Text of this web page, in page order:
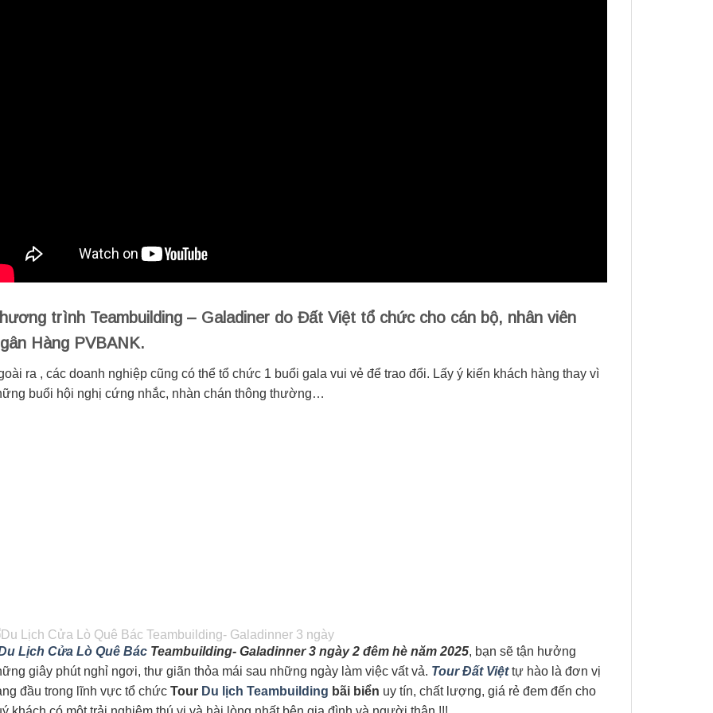
trình Teambuilding – Galadiner do Đất Việt tổ chức cho cán bộ, nhân viên
Hàng PVBANK.
ra , các doanh nghiệp cũng có thể tổ chức 1 buổi gala vui vẻ để trao đổi. Lấy ý kiến khách hàng thay vì
buổi hội nghị cứng nhắc, nhàn chán thông thường…
Lịch Cửa Lò Quê Bác Teambuilding- Galadinner 3 ngày 2 đêm hè năm 2025, bạn sẽ tận hưởng
giây phút nghỉ ngơi, thư giãn thỏa mái sau những ngày làm việc vất vả. Tour Đất Việt tự hào là đơn vị
đầu trong lĩnh vực tổ chức Tour Du lịch Teambuilding bãi biển uy tín, chất lượng, giá rẻ đem đến cho